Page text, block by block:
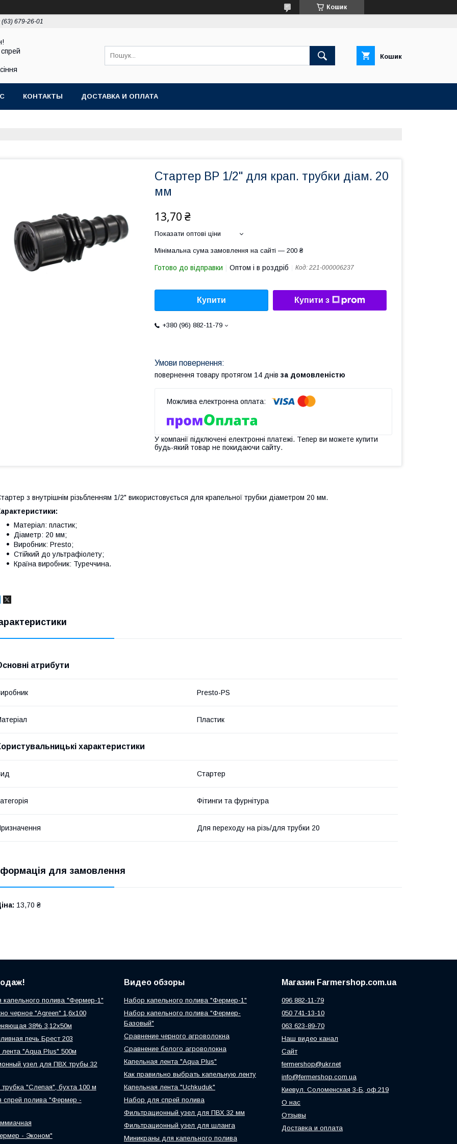
Кошик
(63) 679-26-01
Кошик
КОНТАКТЫ ДОСТАВКА И ОПЛАТА
Стартер ВР 1/2" для крап. трубки діам. 20
мм
13,70 ₴
Показати оптові ціни
Мінімальна сума замовлення на сайті — 200 ₴
Готово до відправки Оптом і в роздріб Код: 221-000006237
Купити Купити з
+380 (96) 882-11-79
повернення товару протягом 14 днів за домовленістю
У компанії підключені електронні платежі. Тепер ви можете купити
будь-який товар не покидаючи сайту.
з внутрішнім різьбленням 1/2" використовується для крапельної трубки діаметром 20 мм.
Матеріал: пластик;
Діаметр: 20 мм;
Виробник: Presto;
Стійкий до ультрафіолету;
Країна виробник: Туреччина.
атрибути
Presto-PS
Пластик
характеристики
Стартер
Фітинги та фурнітура
Для переходу на різь/для трубки 20
для замовлення
13,70 ₴
полива "Фермер-1"
черное "Agreen" 1,6х100
38% 3,12х50м
печь Брест 203
лента "Aqua Plus" 500м
узел для ПВХ трубы 32
трубка "Слепая", бухта 100 м
спрей полива "Фермер -
- Эконом"
Видео обзоры
Набор капельного полива "Фермер-1"
Набор капельного полива "Фермер-
Базовый"
Сравнение черного агроволокна
Сравнение белого агроволокна
Капельная лента "Aqua Plus"
Как правильно выбрать капельную ленту
Капельная лента "Uchkuduk"
Набор для спрей полива
Фильтрационный узел для ПВХ 32 мм
Фильтрационный узел для шланга
Миникраны для капельного полива
Магазин Farmershop.com.ua
096 882-11-79
050 741-13-10
063 623-89-70
Наш видео канал
Сайт
fermershop@ukr.net
info@fermershop.com.ua
Киевул. Соломенская 3-Б, оф.219
О нас
Отзывы
Доставка и оплата